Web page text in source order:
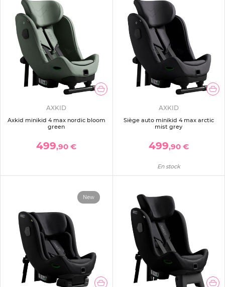
AXKID
Axkid minikid 4 max nordic bloom
green
499,90 €
AXKID
Siège auto minikid 4 max arctic
mist grey
499,90 €
En stock
New